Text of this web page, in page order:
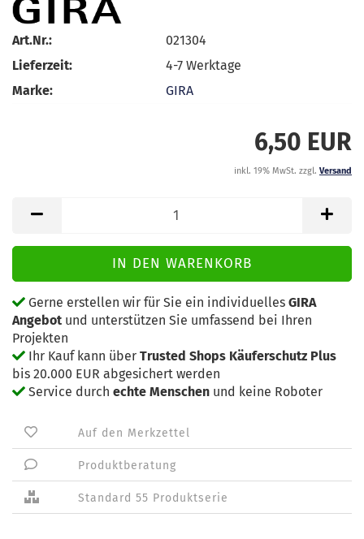
Art.Nr.:
021304
Lieferzeit:
4-7 Werktage
Marke:
GIRA
6,50 EUR
inkl. 19% MwSt. zzgl. Versand
Gerne erstellen wir für Sie ein individuelles GIRA
Angebot und unterstützen Sie umfassend bei Ihren
Projekten
Ihr Kauf kann über Trusted Shops Käuferschutz Plus
bis 20.000 EUR abgesichert werden
Service durch echte Menschen und keine Roboter
Auf den Merkzettel
Produktberatung
Standard 55 Produktserie